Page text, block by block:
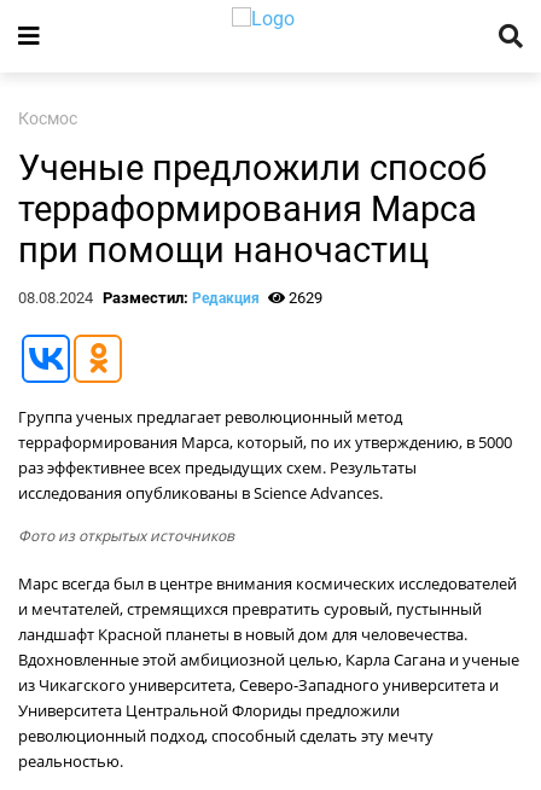
Космос
Ученые предложили способ
терраформирования Марса
при помощи наночастиц
08.08.2024 Разместил: Редакция 2629
Группа ученых предлагает революционный метод
терраформирования Марса, который, по их утверждению, в 5000
раз эффективнее всех предыдущих схем. Результаты
исследования опубликованы в Science Advances.
Фото из открытых источников
Марс всегда был в центре внимания космических исследователей
и мечтателей, стремящихся превратить суровый, пустынный
ландшафт Красной планеты в новый дом для человечества.
Вдохновленные этой амбициозной целью, Карла Сагана и ученые
из Чикагского университета, Северо-Западного университета и
Университета Центральной Флориды предложили
революционный подход, способный сделать эту мечту
реальностью.